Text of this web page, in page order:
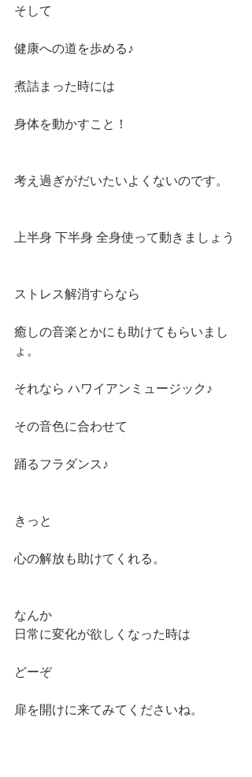
そして
健康への道を歩める♪
煮詰まった時には
身体を動かすこと！
考え過ぎがだいたいよくないのです。
上半身 下半身 全身使って動きましょう
ストレス解消すらなら
癒しの音楽とかにも助けてもらいまし
ょ。
それなら ハワイアンミュージック♪
その音色に合わせて
踊るフラダンス♪
きっと
心の解放も助けてくれる。
なんか
日常に変化が欲しくなった時は
どーぞ
扉を開けに来てみてくださいね。